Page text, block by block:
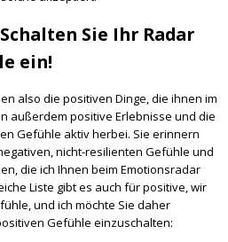
Sie Ihr Radar
ein!
also die positiven Dinge, die ihnen im
außerdem positive Erlebnisse und die
Gefühle aktiv herbei. Sie erinnern
nicht-resilienten Gefühle und
die ich Ihnen beim Emotionsradar
Liste gibt es auch für positive, wir
und ich möchte Sie daher
Gefühle einzuschalten: